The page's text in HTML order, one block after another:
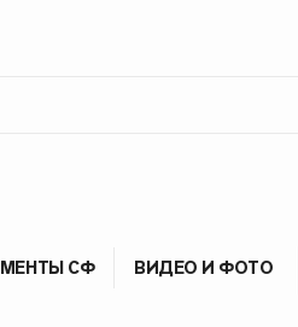
СФ ВИДЕО И ФОТО